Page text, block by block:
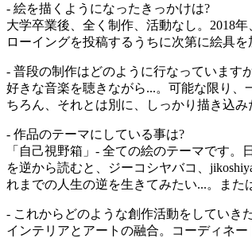
- 絵を描くようになったきっかけは?
大学卒業後、全く制作、活動なし。2018
ローイングを投稿するうちに次第に絵具
- 普段の制作はどのように行なっています
好きな音楽を聴きながら...。可能な限り
ちろん、それとは別に、しっかり描き込
- 作品のテーマにしている事は?
「自己視野箱」- 全ての絵のテーマです
を逆から読むと、ジーコシヤバコ、
れまでの人生の逆を生きてみたい...。また
- これからどのような創作活動をしていき
インテリアとアートの融合。コーディネ